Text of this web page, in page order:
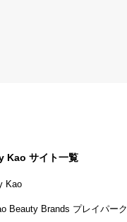
Kao サイト一覧
Kao
Beauty Brands プレイパーク